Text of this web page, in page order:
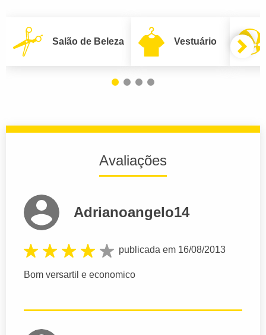
Salão de Beleza Vestuário
Avaliações
Adrianoangelo14
publicada em 16/08/2013
Bom versartil e economico